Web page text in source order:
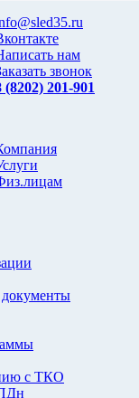
нам
звонок
(8202) 201-901
с ТКО